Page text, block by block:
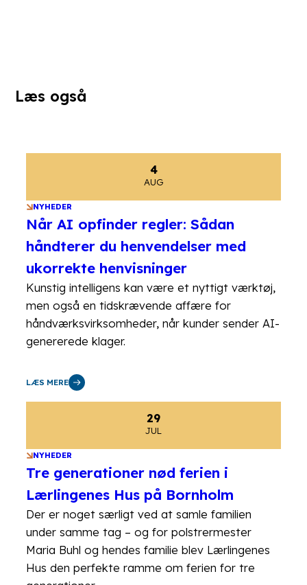
Læs også
4
AUG
NYHEDER
Når AI opfinder regler: Sådan
håndterer du henvendelser med
ukorrekte henvisninger
Kunstig intelligens kan være et nyttigt værktøj,
men også en tidskrævende affære for
håndværksvirksomheder, når kunder sender AI-
genererede klager.
LÆS MERE
29
JUL
NYHEDER
Tre generationer nød ferien i
Lærlingenes Hus på Bornholm
Der er noget særligt ved at samle familien
under samme tag – og for polstrermester
Maria Buhl og hendes familie blev Lærlingenes
Hus den perfekte ramme om ferien for tre